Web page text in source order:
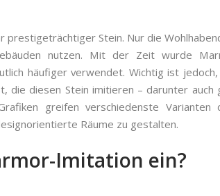
Stein. Nur die
nutzen. Mit der Zeit wurde
häufiger verwendet. Wichtig ist
die diesen Stein imitieren – darunter auch
greifen verschiedenste Varianten
Räume zu gestalten.
Imitation ein?